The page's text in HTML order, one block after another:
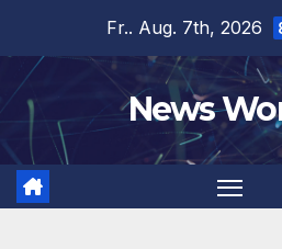
springen
Fr.. Aug. 7th, 2026
News